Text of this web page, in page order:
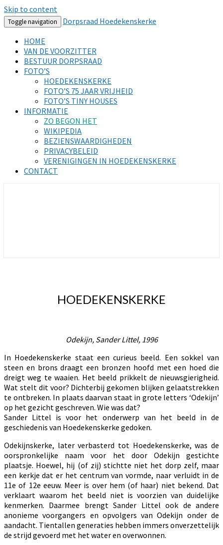
Skip to content
Toggle navigation
Dorpsraad Hoedekenskerke
HOME
VAN DE VOORZITTER
BESTUUR DORPSRAAD
FOTO’S
HOEDEKENSKERKE
FOTO’S 75 JAAR VRIJHEID
FOTO’S TINY HOUSES
INFORMATIE
ZO BEGON HET
WIKIPEDIA
BEZIENSWAARDIGHEDEN
PRIVACYBELEID
VERENIGINGEN IN HOEDEKENSKERKE
CONTACT
HOEDEKENSKERKE
Odekijn, Sander Littel, 1996
In Hoedekenskerke staat een curieus beeld. Een sokkel van
steen en brons draagt een bronzen hoofd met een hoed die
dreigt weg te waaien. Het beeld prikkelt de nieuwsgierigheid.
Wat stelt dit voor? Dichterbij gekomen blijken gelaatstrekken
te ontbreken. In plaats daarvan staat in grote letters ‘Odekijn’
op het gezicht geschreven. Wie was dat?
Sander Littel is voor het onderwerp van het beeld in de
geschiedenis van Hoedekenskerke gedoken.
Odekijnskerke, later verbasterd tot Hoedekenskerke, was de
oorspronkelijke naam voor het door Odekijn gestichte
plaatsje. Hoewel, hij (of zij) stichtte niet het dorp zelf, maar
een kerkje dat er het centrum van vormde, naar verluidt in de
11e of 12e eeuw. Meer is over hem (of haar) niet bekend. Dat
verklaart waarom het beeld niet is voorzien van duidelijke
kenmerken. Daarmee brengt Sander Littel ook de andere
anonieme voorgangers en opvolgers van Odekijn onder de
aandacht. Tientallen generaties hebben immers onverzettelijk
de strijd gevoerd met het water en overwonnen.